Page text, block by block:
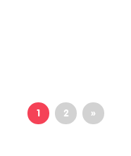
1 2 »